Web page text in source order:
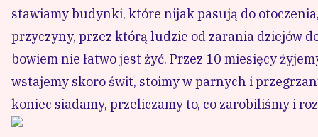
stawiamy budynki, które nijak pasują do
przyczyny, przez którą ludzie od zarania dziejów
bowiem nie łatwo jest żyć. Przez 10 miesięcy
wstajemy skoro świt, stoimy w parnych i
koniec siadamy, przeliczamy to, co zarobiliśmy i